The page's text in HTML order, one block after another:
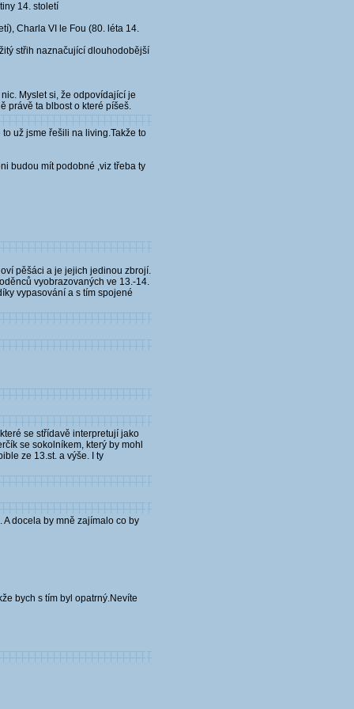
14. století
Charla VI le Fou (80. léta 14.
střih naznačující dlouhodobější
Myslet si, že odpovídající je
právě ta blbost o které píšeš.
už jsme řešili na living.Takže to
budou mít podobné ,viz třeba ty
pěšáci a je jejich jedinou zbrojí.
vyobrazovaných ve 13.-14.
vypasování a s tím spojené
se střídavě interpretují jako
se sokolníkem, který by mohl
ze 13.st. a výše. I ty
docela by mně zajímalo co by
bych s tím byl opatrný.Nevíte